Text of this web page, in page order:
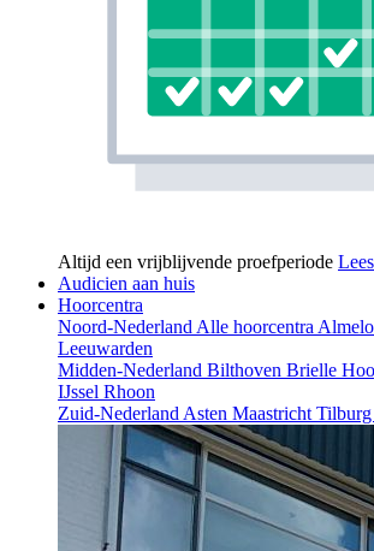
Altijd een vrijblijvende proefperiode
Audicien aan huis
Hoorcentra
Noord-Nederland Alle hoorcentra Almelo
Leeuwarden
Midden-Nederland Bilthoven Brielle
IJssel Rhoon
Zuid-Nederland Asten Maastricht Tilburg